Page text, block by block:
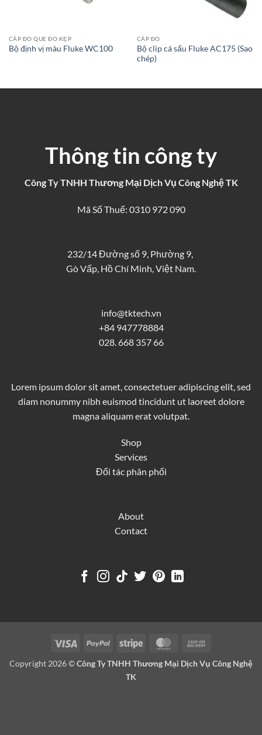
CÁP ĐO QUE ĐO KẸP
Bộ định vị màu Fluke WC100
CÁP ĐO
Bộ clip cá sấu Fluke AC175 (Sao
chép)
Thông tin công ty
Công Ty TNHH Thương Mại Dịch Vụ Công Nghệ TK
Mã Số Thuế: 0310 972 090
232/14 Đường số 9, Phường 9,
Gò Vấp, Hồ Chí Minh, Việt Nam.
info@tktech.vn
+84 947778884
028. 668 357 66
Lorem ipsum dolor sit amet, consectetuer adipiscing elit, sed
diam nonummy nibh euismod tincidunt ut laoreet dolore
magna aliquam erat volutpat.
Shop
Services
Đối tác phân phối
About
Contact
Visa PayPal Stripe MasterCard
Delivery
Copyright 2026 ©Công Ty TNHH Thương Mại Dịch Vụ Công Nghệ
TK